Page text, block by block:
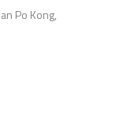
Po Kong,